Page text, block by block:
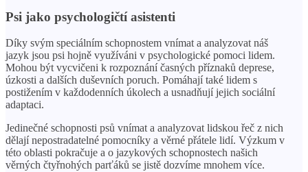
Psi jako psychologičtí asistenti
Díky svým speciálním schopnostem vnímat a analyzovat náš
jazyk jsou psi hojně využíváni v psychologické pomoci lidem.
Mohou být vycvičeni k rozpoznání časných příznaků deprese,
úzkosti a dalších duševních poruch. Pomáhají také lidem s
postižením v každodenních úkolech a usnadňují jejich sociální
adaptaci.
Jedinečné schopnosti psů vnímat a analyzovat lidskou řeč z nich
dělají nepostradatelné pomocníky a věrné přátele lidí. Výzkum v
této oblasti pokračuje a o jazykových schopnostech našich
věrných čtyřnohých parťáků se jistě dozvíme mnohem více.